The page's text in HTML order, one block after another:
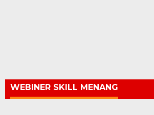
WEBINER SKILL MENANG